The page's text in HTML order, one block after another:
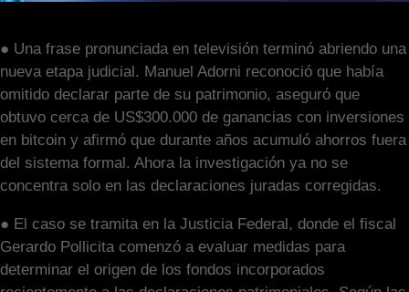
● Una frase pronunciada en televisión terminó abriendo una
nueva etapa judicial. Manuel Adorni reconoció que había
omitido declarar parte de su patrimonio, aseguró que
obtuvo cerca de US$300.000 de ganancias con inversiones
en bitcoin y afirmó que durante años acumuló ahorros fuera
del sistema formal. Ahora la investigación ya no se
concentra solo en las declaraciones juradas corregidas.
● El caso se tramita en la Justicia Federal, donde el fiscal
Gerardo Pollicita comenzó a evaluar medidas para
determinar el origen de los fondos incorporados